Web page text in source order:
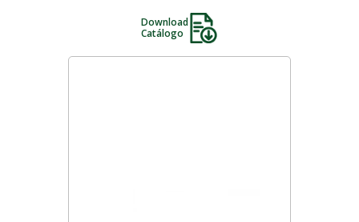
Download
Catálogo